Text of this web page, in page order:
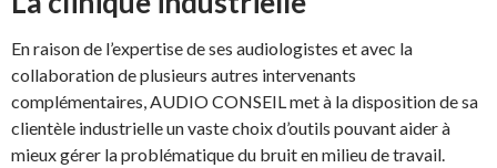
En raison de l’expertise de ses audiologistes et avec la
collaboration de plusieurs autres intervenants
complémentaires, AUDIO CONSEIL met à la disposition de sa
clientèle industrielle un vaste choix d’outils pouvant aider à
mieux gérer la problématique du bruit en milieu de travail.